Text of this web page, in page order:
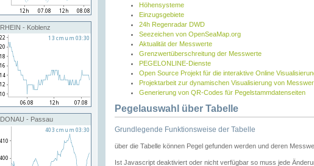
RHEIN - Koblenz
DONAU - Passau
Höhensysteme
Einzugsgebiete
24h Regenradar DWD
Seezeichen von OpenSeaMap.org
Aktualität der Messwerte
Grenzwertüberschreitung der Messwerte
PEGELONLINE-Dienste
Open Source Projekt für die interaktive Online
Projektarbeit zur dynamischen Visualisierung von
Generierung von QR-Codes für Pegelstammdatenseiten
Pegelauswahl über Tabelle
Grundlegende Funktionsweise der Tabelle
über die Tabelle können Pegel gefunden werden und deren
Ist Javascript deaktiviert oder nicht verfügbar so muss jede